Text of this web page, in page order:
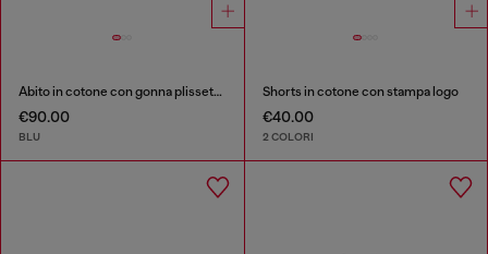
Abito in cotone con gonna plissettata
€90.00
BLU
Shorts in cotone con stampa logo
€40.00
2 COLORI